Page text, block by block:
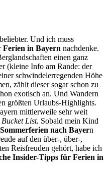
Und ich muss
Ferien in Bayern nachdenke.
einen ganz
(kleine Info am Rande: der
schwindelerregenden Höhe
zählt dieser sogar schon zu
exotisch an. Und Wandern
größten Urlaubs-Highlights.
mittlerweile sehr weit
Bucket List. Sobald mein Kind
Sommerferien nach Bayern
auf den über-, über-,
Reisfreuden gehört, habe ich
Insider-Tipps für Ferien in